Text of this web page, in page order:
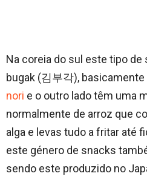
Na coreia do sul este tipo de
bugak (김부각),
nori e o outro lado têm uma
normalmente de arroz que
alga e levas tudo a fritar até
este género de snacks
sendo este produzido no